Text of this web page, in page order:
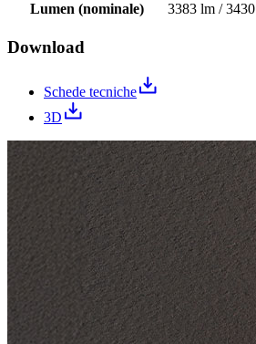
Lumen (nominale)
3383 lm /
Download
Schede tecniche
3D